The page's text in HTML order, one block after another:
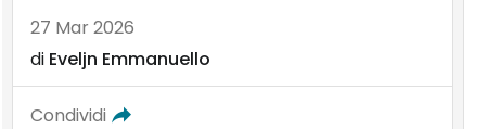
27 Mar 2026
di Eveljn Emmanuello
Condividi